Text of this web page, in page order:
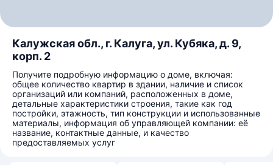
Калужская обл., г. Калуга, ул. Кубяка, д. 9,
корп. 2
Получите подробную информацию о доме, включая:
общее количество квартир в здании, наличие и список
организаций или компаний, расположенных в доме,
детальные характеристики строения, такие как год
постройки, этажность, тип конструкции и использованные
материалы, информация об управляющей компании: её
название, контактные данные, и качество
предоставляемых услуг